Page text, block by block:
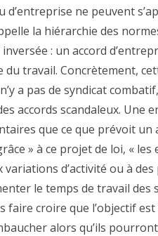
d’entreprise ne peuvent
la hiérarchie des
: un accord
du travail. Concrètement,
a pas de syndicat
accords scandaleux. Une
que ce que prévoit un
» à ce projet de loi, «
d’activité ou à
le temps de travail des
faire croire que l’objectif
alors qu’ils